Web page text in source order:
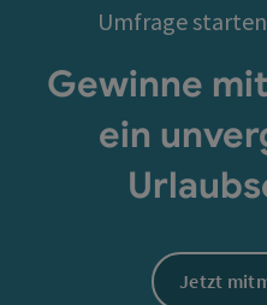
Umfrage
Gewinne
ein
Jetzt